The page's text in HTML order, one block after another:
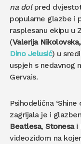
na dolpred
popularne glazbe i
rasplesanu ekipu u
(Valerija Nikolovska,
Dino Jelusić) u
uspjeh s nedavnog
Gervais.
Psihodelična ‘Shine
zagrijala je i
Beatlesa,Stonesai
videozidom na